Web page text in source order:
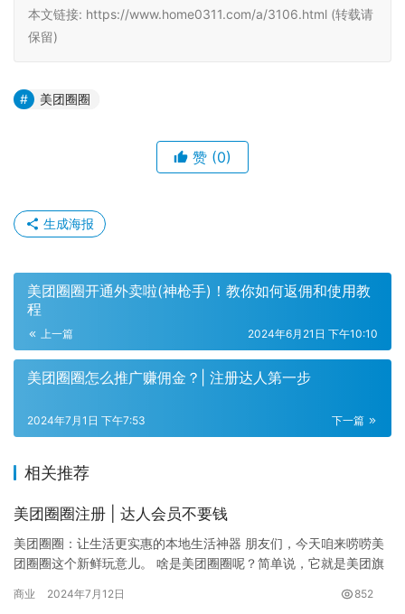
本文链接: https://www.home0311.com/a/3106.html (转载请
保留)
美团圈圈
赞 (0)
生成海报
美团圈圈开通外卖啦(神枪手)！教你如何返佣和使用教
程
上一篇 2024年6月21日 下午10:10
美团圈圈怎么推广赚佣金？| 注册达人第一步
下一篇
2024年7月1日 下午7:53
相关推荐
美团圈圈注册 | 达人会员不要钱
美团圈圈：让生活更实惠的本地生活神器 朋友们，今天咱来唠唠美
团圈圈这个新鲜玩意儿。 啥是美团圈圈呢？简单说，它就是美团旗
些…
商业 2024年7月12日 852